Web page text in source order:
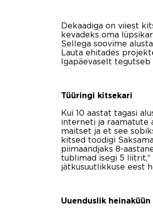
Dekaadiga on viiest
kevadeks oma
Sellega soovime
Lauta ehitades
Igapäevaselt tegutseb
Tüüringi kitsekari
Kui 10 aastat tagasi
interneti ja raamatute
maitset ja et see
kitsed toodigi
piimaandjaks 8-
tublimad isegi 5
jätkusuutlikkuse eest
Uuenduslik heinaküün